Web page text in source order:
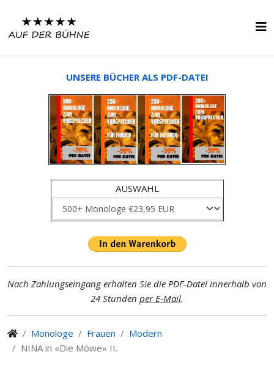
UNSERE BÜCHER ALS PDF-DATEI
AUSWAHL
Nach Zahlungseingang erhalten Sie die PDF-Datei innerhalb von
24 Stunden per E-Mail.
Monologe Frauen
Modern
NINA in «Die Möwe» II.